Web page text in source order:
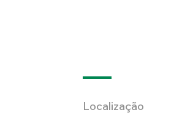
Localização